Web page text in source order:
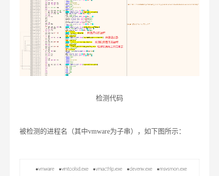
检测代码
被检测的进程名（其中vmware为子串），如下图所示：